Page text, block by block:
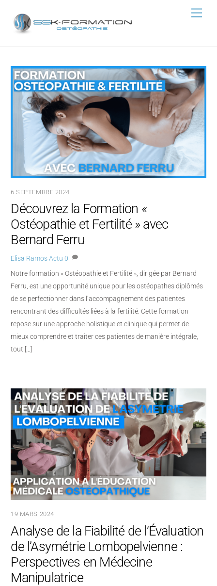
content
6 SEPTEMBRE 2024
Découvrez la Formation «
Ostéopathie et Fertilité » avec
Bernard Ferru
Elisa Ramos Actu 0
Notre formation « Ostéopathie et Fertilité », dirigée par Bernard
Ferru, est une opportunité unique pour les ostéopathes diplômés
de se perfectionner dans l’accompagnement des patientes
rencontrant des difficultés liées à la fertilité. Cette formation
repose sur une approche holistique et clinique qui permet de
mieux comprendre et traiter ces patientes de manière intégrale,
tout […]
19 MARS 2024
Analyse de la Fiabilité de l’Évaluation
de l’Asymétrie Lombopelvienne :
Perspectives en Médecine
Manipulatrice